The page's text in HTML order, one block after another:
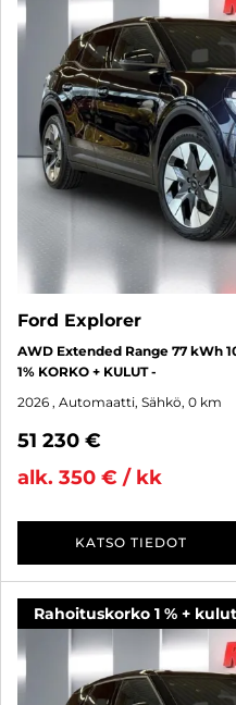
Ford Explorer
AWD Extended Range 77 kWh
1% KORKO + KULUT -
2026 , Automaatti, Sähkö, 0 km
51 230 €
alk. 350 € / kk
KATSO TIEDOT
Rahoituskorko 1 % + kulut